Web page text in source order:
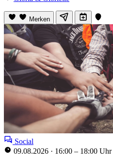
Merken
Social
09.08.2026 · 16:00 – 18:00 Uhr